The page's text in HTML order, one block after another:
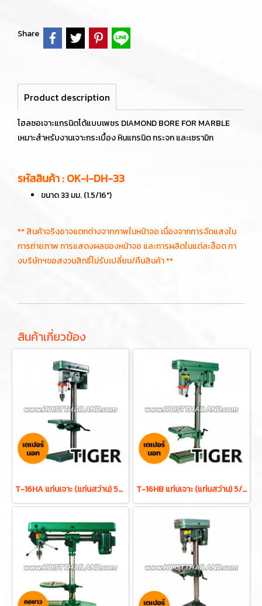
Share
Product description
โฮลซอเจาะแกรนิตโต้แบบเพชร DIAMOND BORE FOR MARBLE
เหมาะสำหรับงานเจาะกระเบื้อง หินแกรนิต กระจก และเซรามิก
รหัสสินค้า : OK-I-DH-33
ขนาด 33 มม. (1.5/16")
** สินค้าจริงอาจแตกต่างจากภาพในหน้าจอ เนื่องจากการจัดแสงใน
การถ่ายภาพ การแสดงผลของหน้าจอ และการผลิตในแต่ละล็อต ทา
งบริษัทฯขอสงวนสิทธิ์ไม่รับเปลี่ยน/คืนสินค้า **
สินค้าเกี่ยวข้อง
T-16HA แท่นเจาะ (แท่นสว่าน) 5/8 นิ้ว 550W ดอกสว่าน 16 มม. 16 สปีด พร้อมมอเตอร์ในตัว TIGER T-16HB แท่นเจาะ (แท่นสว่าน) 5/8 นิ้ว 550W ดอกสว่าน 16 มม. 16 สปีด พร้อมมอเตอร์ในตัว TIGER